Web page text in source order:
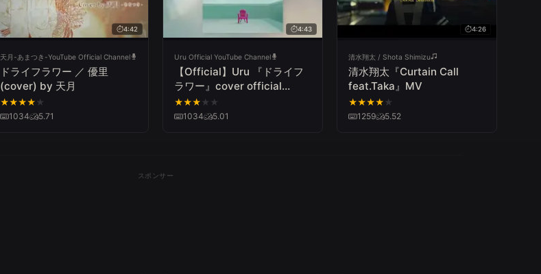
4:42
天月-あまつき-YouTube Official Channel
ドライフラワー ／ 優里
(cover) by 天月
★★★★ ★
1034
5.71
4:43
Uru Official YouTube Channel
【Official】Uru 『ドライフ
ラワー』cover official
audio
★★★ ★ ★
1034
5.01
4:26
清水翔太 / Shota Shimizu
清水翔太『Curtain Call
feat.Taka』MV
★★★★ ★
1259
5.52
スポンサー